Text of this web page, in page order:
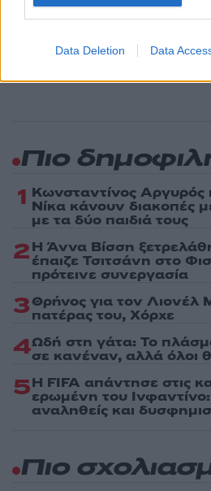
Data Deletion Data
Ακολουθήστε το Νewsit.gr στο
τελευταία νέατης ημέρας
Πιο
1 Κωνσταντίνος Αργυρός
Νίκα κάνουν διακοπές
με τα δύο παιδιά τους
2Η Άννα Βίσση
έπαιζε Τσιτσάνη στο
πρότεινε συνεργασία
3Θρήνος για τον Λιονέλ
πατέρας του, Χόρχε
4Ωδή στη γάτα: Το
σε κανέναν, αλλά όλοι
5Η FIFA απάντησε στις
ερωμένη του
αναληθείς και
Πιο